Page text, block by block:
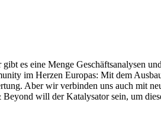
es eine Menge
im Herzen Europas: Mit dem
Aber wir verbinden uns auch mit
will der Katalysator sein, um